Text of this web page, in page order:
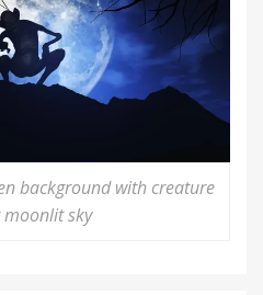
background with creature
moonlit sky